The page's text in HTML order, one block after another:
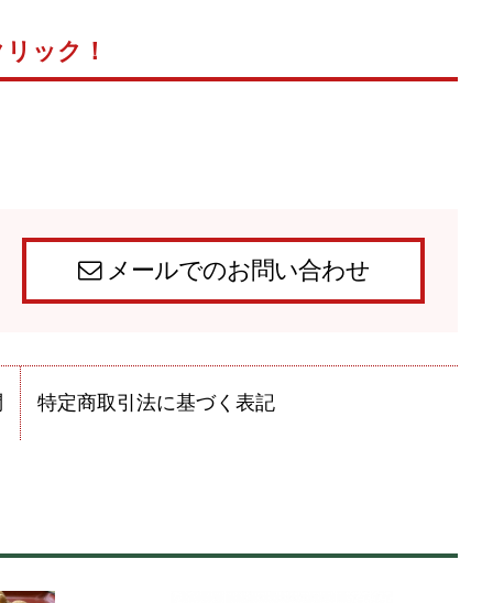
ック！
メールでのお問い合わせ
特定商取引法に基づく表記